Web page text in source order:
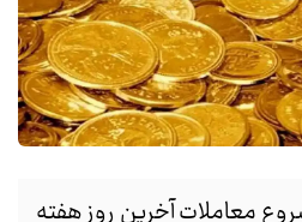
معاملات آخرین روز هفته